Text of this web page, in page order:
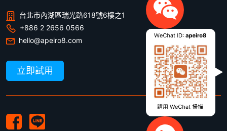
台北市內湖區瑞光路618號6樓之1
+886 2 2656 0566
hello@apeiro8.com
立即試用